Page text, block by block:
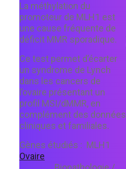
La méthylation du
promoteur de MLH1 est
une cause fréquente de
déficit MMR sporadique.
Ce test permet d’écarter
un syndrome de Lynch
dans les cancers de
l’ovaire présentant un
profil MSI/dMMR, en
complément des données
cliniques et familiales.
Gènes étudiés : MLH1
Ovaire